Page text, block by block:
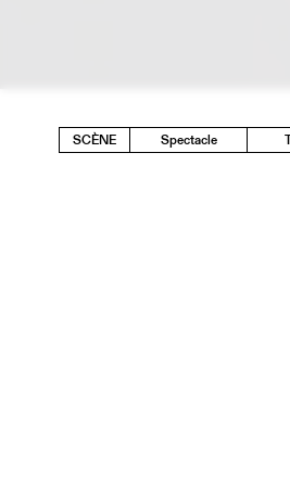
SCÈNE Spectacle